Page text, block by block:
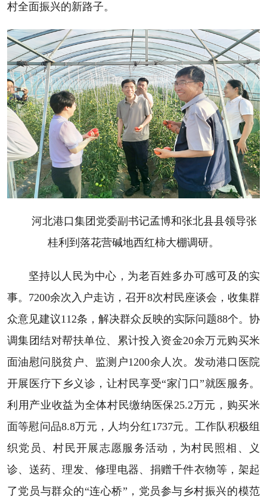
村全面振兴的新路子。
河北港口集团党委副书记孟博和张北县县领导张
桂利到落花营碱地西红柿大棚调研。
坚持以人民为中心，为老百姓多办可感可及的实
事。7200余次入户走访，召开8次村民座谈会，收集群
众意见建议112条，解决群众反映的实际问题88个。协
调集团结对帮扶单位、累计投入资金20余万元购买米
面油慰问脱贫户、监测户1200余人次。发动港口医院
开展医疗下乡义诊，让村民享受“家门口”就医服务。
利用产业收益为全体村民缴纳医保25.2万元，购买米
面等慰问品8.8万元，人均分红1737元。工作队积极组
织党员、村民开展志愿服务活动，为村民照相、义
诊、送药、理发、修理电器、捐赠千件衣物等，架起
了党员与群众的“连心桥”，党员参与乡村振兴的模范